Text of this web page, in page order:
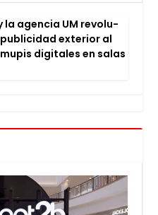
la agen­cia UM revo­lu­
exte­rior al
digi­ta­les en salas